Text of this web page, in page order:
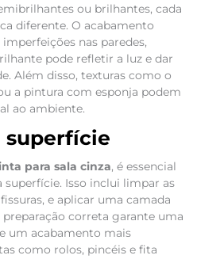
ou brilhantes, cada
diferente. O acabamento
nas paredes,
pode refletir a luz e dar
Além disso, texturas como o
a pintura com esponja podem
ao ambiente.
superfície
para sala cinza, é essencial
superfície. Isso inclui limpar as
e aplicar uma camada
preparação correta garante uma
um acabamento mais
como rolos, pincéis e fita